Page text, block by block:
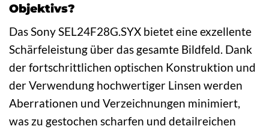
Objektivs?
Das Sony SEL24F28G.SYX bietet eine exzellente
Schärfeleistung über das gesamte Bildfeld. Dank
der fortschrittlichen optischen Konstruktion und
der Verwendung hochwertiger Linsen werden
Aberrationen und Verzeichnungen minimiert,
was zu gestochen scharfen und detailreichen